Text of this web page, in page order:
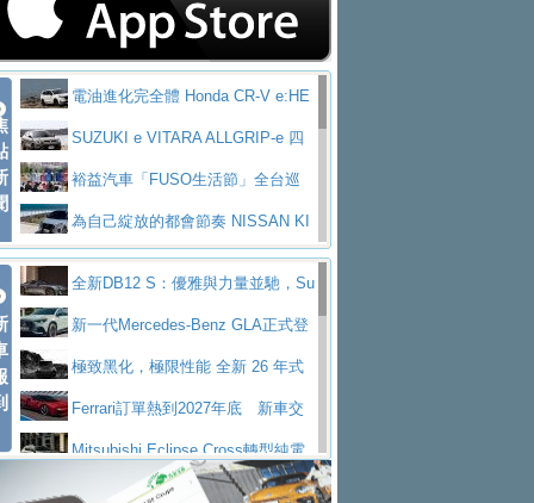
電油進化完全體 Honda CR-V e:HE
V PrestigeSUZUKI e VITARA ALLGRIP-e 四
驅精神的純電新詮釋
裕益汽車「FUSO生活節」全台巡
迴 結合生活體驗、交通安全與購車優惠
為自己綻放的都會節奏 NISSAN KI
CKS SAKURA為品味獨具層峰買家打造的頂級座
駕，MAZDA CX-90 33T AWD Premium Ca
ptain Seat
EV
技的座駕! Ford Territory中型油電休旅
SO Super Great今日在台登場，結合先進安
ntis四品牌經銷權，全新多品牌旗艦展示中
屏東特搜大隊再添新利器 SITRAK
全新DB12 S：優雅與力量並馳，Su
per Tourer的顛峰之作
新一代Mercedes-Benz GLA正式登
場 續航最高657公里、支援320kW快充
極致黑化，極限性能 全新 26 年式
DEFENDER OCTA BLACK 限量登台
Ferrari訂單熱到2027年底 新車交
付至少得等一年以上
Mitsubishi Eclipse Cross轉型純電
休旅 87kWh電池續航超過600公里
全新BMW 318i Touring豪華旅行車